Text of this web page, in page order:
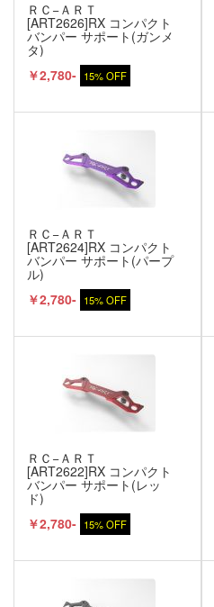
ＲＣ−ＡＲＴ
[ART2626]RX コンパクト
バンパー サポート(ガンメ
タ)
￥2,780- 15% OFF
ＲＣ−ＡＲＴ
[ART2624]RX コンパクト
バンパー サポート(パープ
ル)
￥2,780- 15% OFF
ＲＣ−ＡＲＴ
[ART2622]RX コンパクト
バンパー サポート(レッ
ド)
￥2,780- 15% OFF